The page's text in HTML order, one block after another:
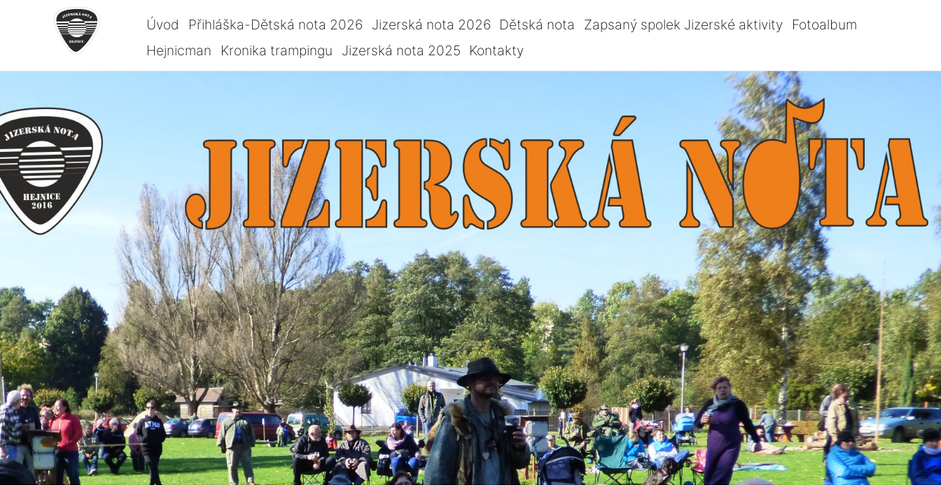
Úvod Přihláška-Dětská nota 2026 Jizerská nota 2026 Dětská nota Zapsaný spolek Jizerské aktivity
Fotoalbum
Hejnicman
Kronika trampingu Jizerská nota 2025 Kontakty